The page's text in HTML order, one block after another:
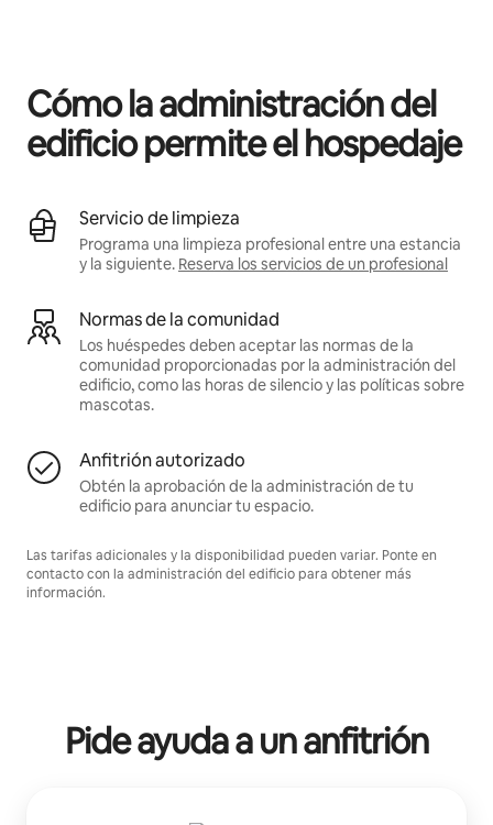
Cómo la administración del
edificio permite el hospedaje
Servicio de limpieza
Programa una limpieza profesional entre una estancia
y la siguiente. Reserva los servicios de un profesional
Normas de la comunidad
Los huéspedes deben aceptar las normas de la
comunidad proporcionadas por la administración del
edificio, como las horas de silencio y las políticas sobre
mascotas.
Anfitrión autorizado
Obtén la aprobación de la administración de tu
edificio para anunciar tu espacio.
Las tarifas adicionales y la disponibilidad pueden variar. Ponte en
contacto con la administración del edificio para obtener más
información.
Pide ayuda a un anfitrión